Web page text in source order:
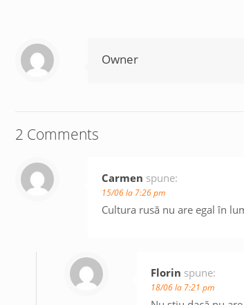
Owner
2 Comments
Carmen spune:
15/06 la 7:26 pm
Cultura rusă nu are egal în
Florin spune:
18/06 la 7:21 pm